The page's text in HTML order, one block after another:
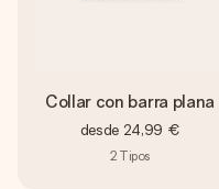
Collar con barra plana
desde 24,99 €
2 Tipos